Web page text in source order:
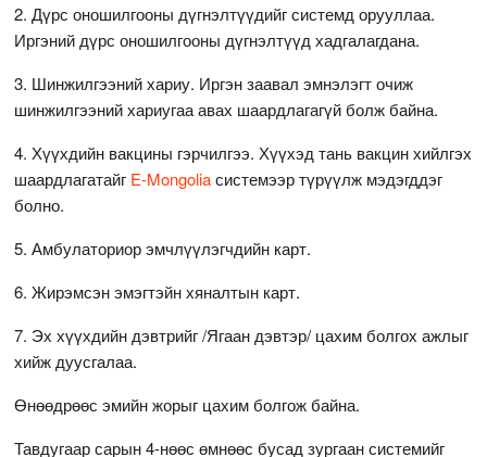
2. Дүрс оношилгооны дүгнэлтүүдийг системд орууллаа.
Иргэний дүрс оношилгооны дүгнэлтүүд хадгалагдана.
3. Шинжилгээний хариу. Иргэн заавал эмнэлэгт очиж
шинжилгээний хариугаа авах шаардлагагүй болж байна.
4. Хүүхдийн вакцины гэрчилгээ. Хүүхэд тань вакцин хийлгэх
шаардлагатайг E-Mongoliaсистемээр түрүүлж мэдэгддэг
болно.
5. Амбулаториор эмчлүүлэгчдийн карт.
6. Жирэмсэн эмэгтэйн хяналтын карт.
7. Эх хүүхдийн дэвтрийг /Ягаан дэвтэр/ цахим болгох ажлыг
хийж дуусгалаа.
Өнөөдрөөс эмийн жорыг цахим болгож байна.
Тавдугаар сарын 4-нөөс өмнөөс бусад зургаан системийг